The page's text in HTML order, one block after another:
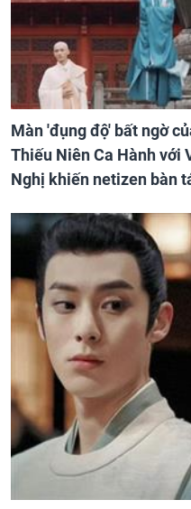
Màn 'đụng độ' bất ngờ
Thiếu Niên Ca Hành với
Nghị khiến netizen bàn